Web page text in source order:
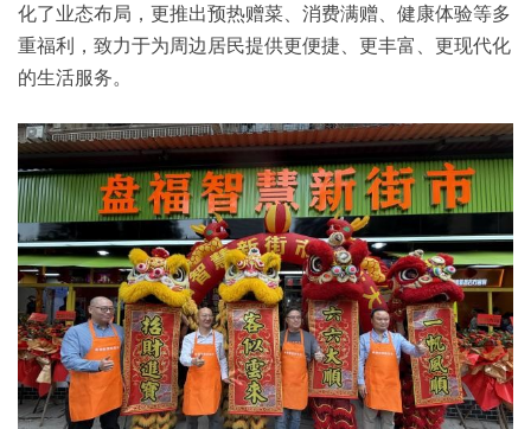
化了业态布局，更推出预热赠菜、消费满赠、健康体验等多
重福利，致力于为周边居民提供更便捷、更丰富、更现代化
的生活服务。